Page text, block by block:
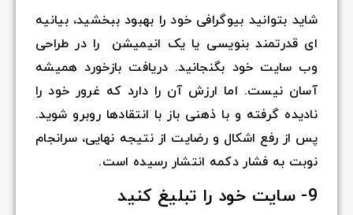
شاید بتوانید بیوگرافی خود را بهبود ببخشید، بیانیه
‌ای قدرتمند بنویسی یا یک انیمیشن را در طراحی
وب سایت خود بگنجانید. دریافت بازخورد همیشه
آسان نیست. اما ارزش آن را دارد که غرور خود را
نادیده گرفته و با ذهنی باز با انتقادها روبرو شوید.
پس از رفع اشکال و رضایت از نتیجه نهایی، سرانجام
نوبت به فشار دکمه انتشار رسیده است.
9- سایت خود را تبلیغ کنید